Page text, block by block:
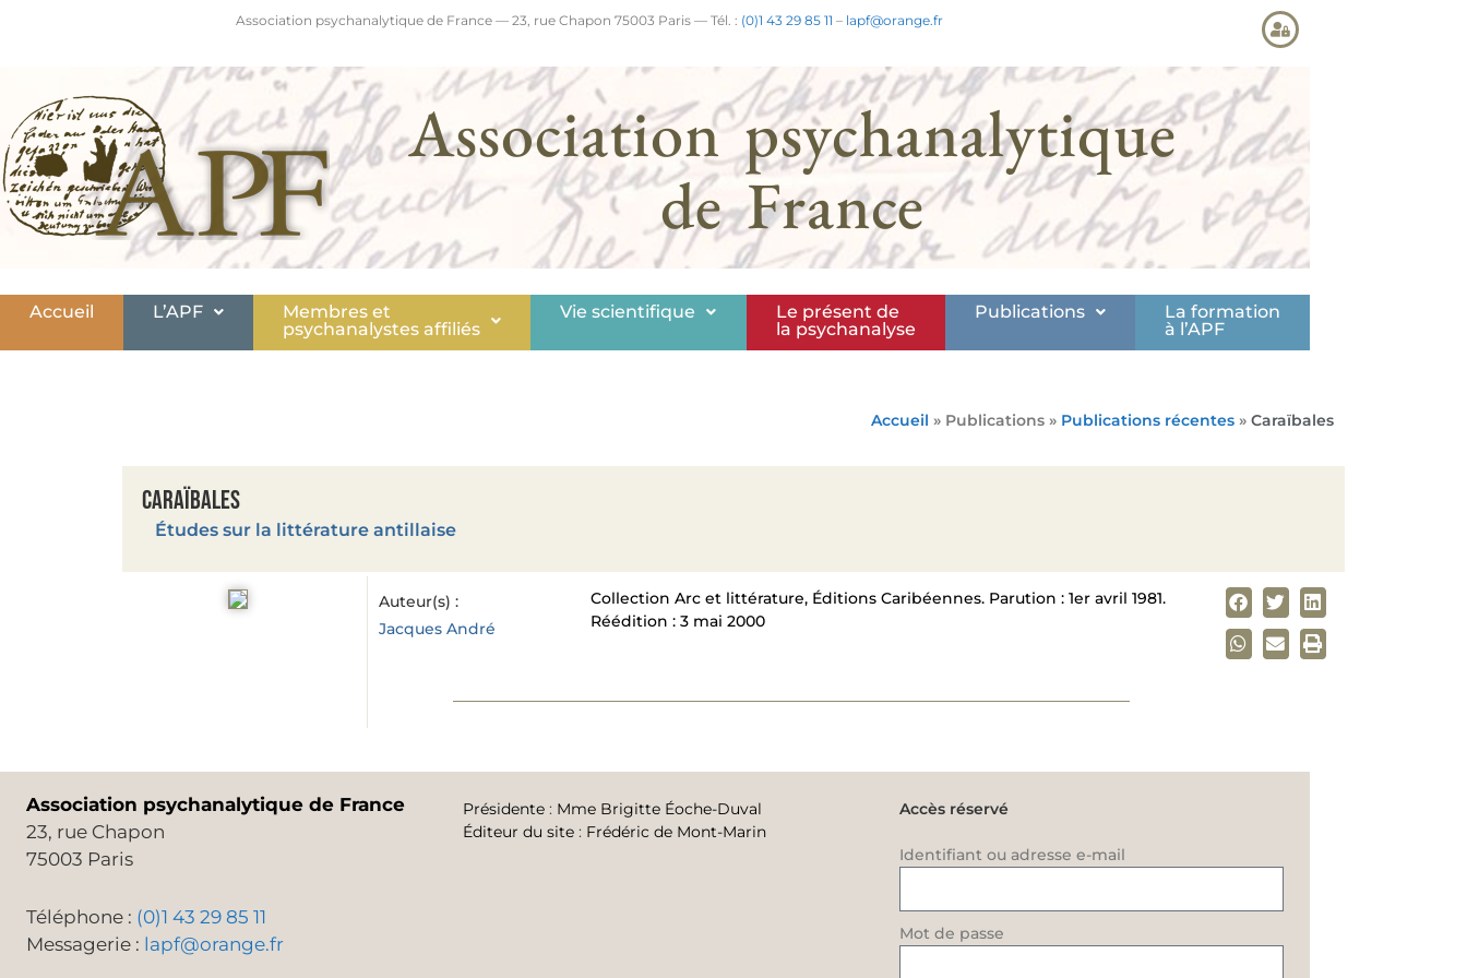
Association psychanalytique de France — 23, rue Chapon 75003 Paris — Tél. : (0)1 43 29 85 11 – lapf@orange.fr
Association psychanalytique
de France
Accueil L’APF
Membres et
psychanalystes affiliés
Vie scientifique
Le présent de
la psychanalyse
Publications
La formation
à l’APF
Accueil » Publications » Publications récentes » Caraïbales
Caraïbales
Études sur la littérature antillaise
Auteur(s) :
Jacques André
Collection Arc et littérature, Éditions Caribéennes. Parution : 1er avril 1981.
Réédition : 3 mai 2000
Association psychanalytique de France
23, rue Chapon
75003 Paris
Téléphone : (0)1 43 29 85 11
Messagerie : lapf@orange.fr
Présidente: Mme Brigitte Éoche-Duval
Éditeur du site: Frédéric de Mont-Marin
Accès réservé
Identifiant ou adresse e-mail
Mot de passe